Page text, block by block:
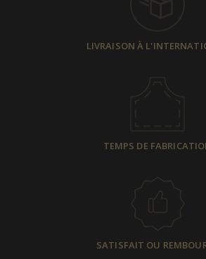
LIVRAISON À
TEMPS DE
SATISFAIT OU